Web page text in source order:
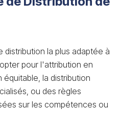
la plus adaptée à
pour l'attribution en
la distribution
ou des règles
sur les compétences ou